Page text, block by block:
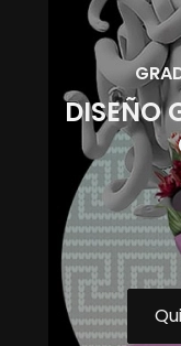
DISEÑO